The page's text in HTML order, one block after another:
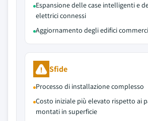
Espansione delle case intelligenti e
elettrici connessi
Aggiornamento degli edifici
Sfide
Processo di installazione complesso
Costo iniziale più elevato rispetto ai
montati in superficie